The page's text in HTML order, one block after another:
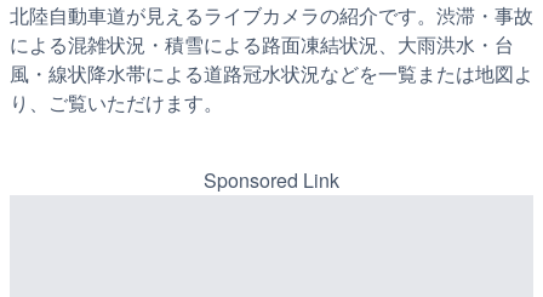
北陸自動車道が見えるライブカメラの紹介です。渋滞・事故
による混雑状況・積雪による路面凍結状況、大雨洪水・台
風・線状降水帯による道路冠水状況などを一覧または地図よ
り、ご覧いただけます。
Sponsored Link